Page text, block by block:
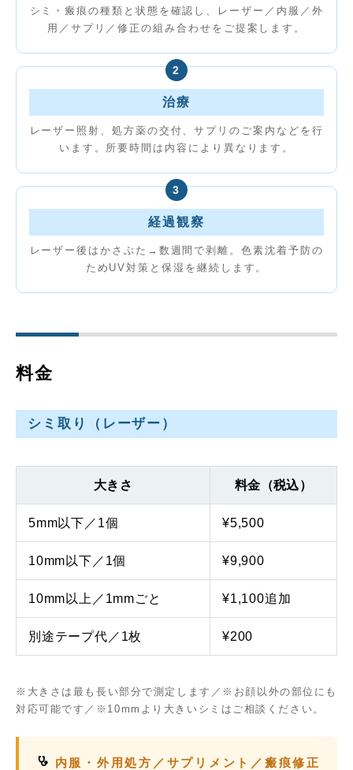
シミ・瘢痕の種類と状態を確認し、レーザー／内服／外
用／サプリ／修正の組み合わせをご提案します。
2
治療
レーザー照射、処方薬の交付、サプリのご案内などを行
います。所要時間は内容により異なります。
3
経過観察
レーザー後はかさぶた→数週間で剥離。色素沈着予防の
ためUV対策と保湿を継続します。
料金
シミ取り（レーザー）
大きさ 料金（税込）
5mm以下／1個 ¥5,500
10mm以下／1個 ¥9,900
10mm以上／1mmごと ¥1,100追加
別途テープ代／1枚 ¥200
※大きさは最も長い部分で測定します／※お顔以外の部位にも
対応可能です／※10mmより大きいシミはご相談ください。
内服・外用処方／サプリメント／瘢痕修正